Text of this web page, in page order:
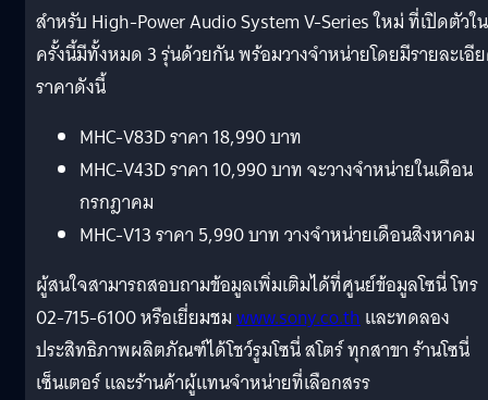
สำหรับ High-Power Audio System V-Series ใหม่ ที่เปิดตัวใน
ครั้งนี้มีทั้งหมด 3 รุ่นด้วยกัน พร้อมวางจำหน่ายโดยมีรายละเอี
ราคาดังนี้
MHC-V83D ราคา 18,990 บาท
MHC-V43D ราคา 10,990 บาท จะวางจำหน่ายในเดือน
กรกฎาคม
MHC-V13 ราคา 5,990 บาท วางจำหน่ายเดือนสิงหาคม
ผู้สนใจสามารถสอบถามข้อมูลเพิ่มเติมได้ที่ศูนย์ข้อมูลโซนี่ โทร
02-715-6100 หรือเยี่ยมชมwww.sony.co.thและทดลอง
ประสิทธิภาพผลิตภัณฑ์ได้โชว์รูมโซนี่ สโตร์ ทุกสาขา ร้านโซนี่
เซ็นเตอร์ และร้านค้าผู้แทนจำหน่ายที่เลือกสรร